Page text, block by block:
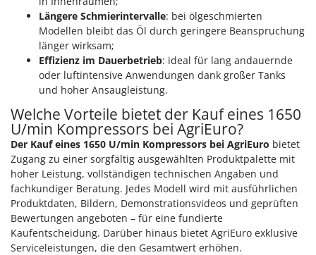
Längere Schmierintervalle: bei ölgeschmierten
Modellen bleibt das Öl durch geringere Beanspruchung
länger wirksam;
Effizienz im Dauerbetrieb: ideal für lang andauernde
oder luftintensive Anwendungen dank großer Tanks
und hoher Ansaugleistung.
Welche Vorteile bietet der Kauf eines 1650
U/min Kompressors bei AgriEuro?
Der Kauf eines 1650 U/min Kompressors bei AgriEuro bietet
Zugang zu einer sorgfältig ausgewählten Produktpalette mit
hoher Leistung, vollständigen technischen Angaben und
fachkundiger Beratung. Jedes Modell wird mit ausführlichen
Produktdaten, Bildern, Demonstrationsvideos und geprüften
Bewertungen angeboten – für eine fundierte
Kaufentscheidung. Darüber hinaus bietet AgriEuro exklusive
Serviceleistungen, die den Gesamtwert erhöhen.